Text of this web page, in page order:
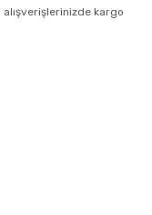
kargo